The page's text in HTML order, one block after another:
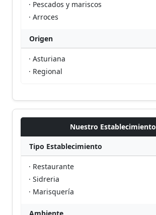
· Pescados y mariscos
· Arroces
Origen
· Asturiana
· Regional
Nuestro Establecimiento
Tipo Establecimiento
· Restaurante
· Sidreria
· Marisquería